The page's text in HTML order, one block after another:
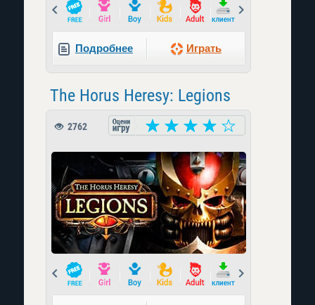
Prev
Подробнее Играть
The Horus Heresy: Legions
2762
Prev